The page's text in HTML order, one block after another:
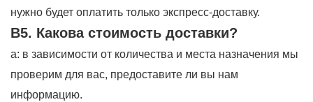
нужно будет оплатить только экспресс-доставку.
В5. Какова стоимость доставки?
а: в зависимости от количества и места назначения мы
проверим для вас, предоставите ли вы нам
информацию.